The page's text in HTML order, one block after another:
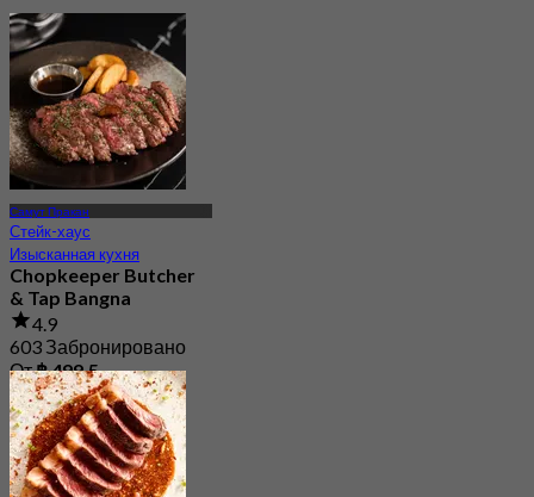
Самут Пракан
Стейк-хаус
Изысканная кухня
Chopkeeper Butcher
& Tap Bangna
4.9
603 Забронировано
От฿ 499.5